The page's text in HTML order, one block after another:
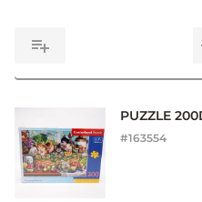
PUZZLE
#163554